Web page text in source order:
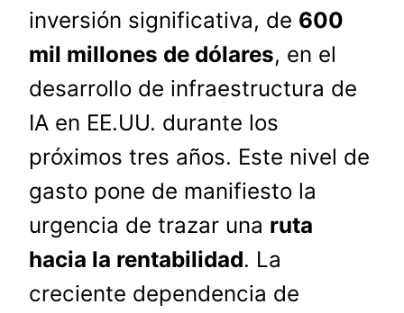
inversión significativa, de 600
mil millones de dólares, en el
desarrollo de infraestructura de
IA en EE.UU. durante los
próximos tres años. Este nivel de
gasto pone de manifiesto la
urgencia de trazar una ruta
hacia la rentabilidad. La
creciente dependencia de